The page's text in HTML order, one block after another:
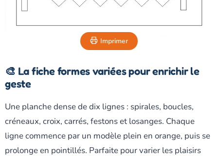
Imprimer
🎨 La fiche formes variées pour enrichir le
geste
Une planche dense de dix lignes : spirales, boucles,
créneaux, croix, carrés, festons et losanges. Chaque
ligne commence par un modèle plein en orange, puis se
prolonge en pointillés. Parfaite pour varier les plaisirs